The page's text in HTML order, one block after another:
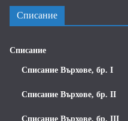
Списание
Списание
Списание Върхове, бр. I
Списание Върхове, бр. II
Списание Върхове, бр. III